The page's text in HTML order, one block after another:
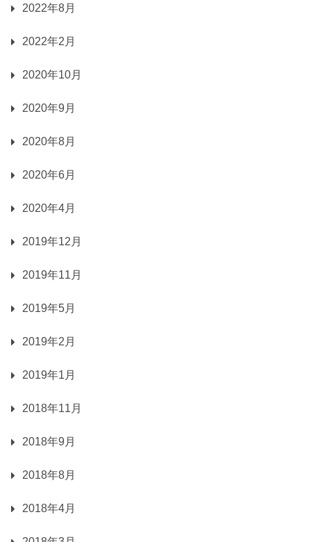
2022年8月
2022年2月
2020年10月
2020年9月
2020年8月
2020年6月
2020年4月
2019年12月
2019年11月
2019年5月
2019年2月
2019年1月
2018年11月
2018年9月
2018年8月
2018年4月